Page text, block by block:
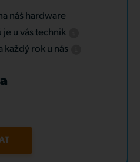
náš hardware
u vás technik
každý rok u nás